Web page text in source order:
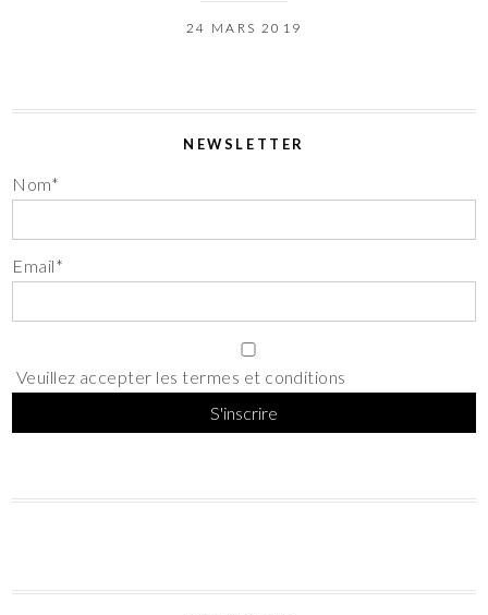
24 MARS 2019
NEWSLETTER
Nom*
Email*
Veuillez accepter les termes et conditions